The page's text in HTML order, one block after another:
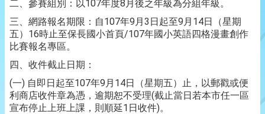
二、參賽組別：以107年度8月後之年級為分組年級。
三、網路報名期限：自107年9月3日起至9月14日（星期
五）16時止至保長國小首頁/107年國小英語四格漫畫創作
比賽報名專區。
四、收件截止日期：
(一) 自即日起至107年9月14日（星期五）止，以郵戳或便
利商店收件章為憑，逾期恕不受理(截止當日若本市任一區
宣布停止上班上課，則順延1日收件)。